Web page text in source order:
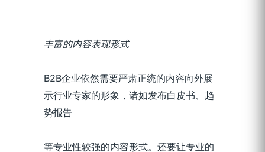
丰富的内容表现形式
B2B企业依然需要严肃正统的内容向外展
示行业专家的形象，诸如发布白皮书、趋
势报告
等专业性较强的内容形式。还要让专业的